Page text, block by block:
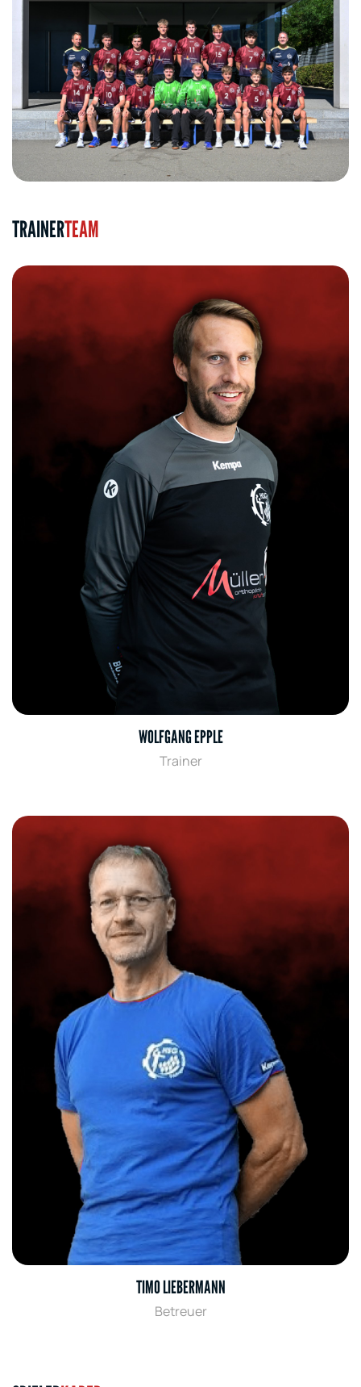
TRAINERTEAM
WOLFGANG EPPLE
Trainer
TIMO LIEBERMANN
Betreuer